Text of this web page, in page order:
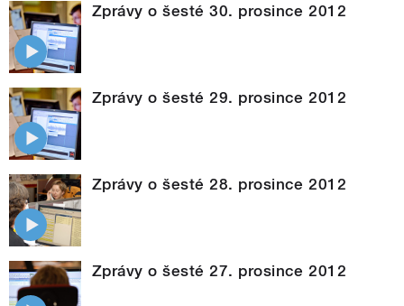
Zprávy o šesté 30. prosince 2012
Zprávy o šesté 29. prosince 2012
Zprávy o šesté 28. prosince 2012
Zprávy o šesté 27. prosince 2012